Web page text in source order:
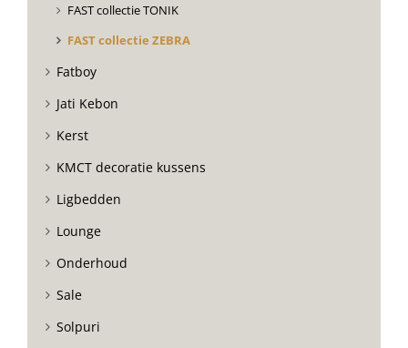
FAST collectie TONIK
FAST collectie ZEBRA
Fatboy
Jati Kebon
Kerst
KMCT decoratie kussens
Ligbedden
Lounge
Onderhoud
Sale
Solpuri